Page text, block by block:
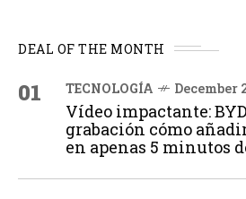
DEAL OF THE MONTH
01 TECNOLOGÍA December
Vídeo impactante:
grabación cómo
en apenas 5 minutos